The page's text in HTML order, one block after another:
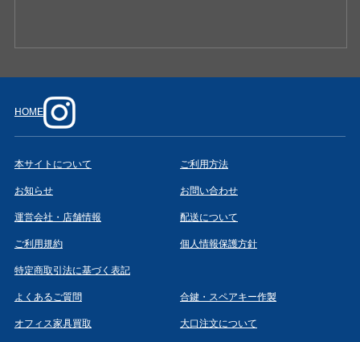
HOME
本サイトについて ご利用方法
お知らせ お問い合わせ
運営会社・店舗情報 配送について
ご利用規約 個人情報保護方針
特定商取引法に基づく表記
よくあるご質問 合鍵・スペアキー作製
オフィス家具買取 大口注文について